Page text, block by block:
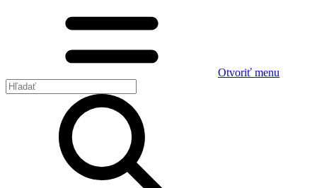
Otvoriť menu